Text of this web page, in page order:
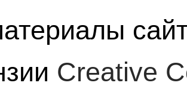
Creative